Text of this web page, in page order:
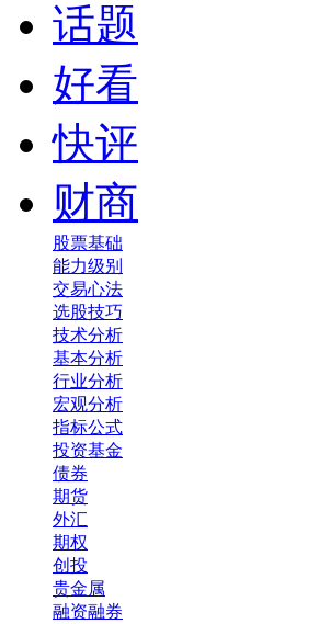
话题
好看
快评
财商
股票基础
能力级别
交易心法
选股技巧
技术分析
基本分析
行业分析
宏观分析
指标公式
投资基金
债券
期货
外汇
期权
创投
贵金属
融资融券